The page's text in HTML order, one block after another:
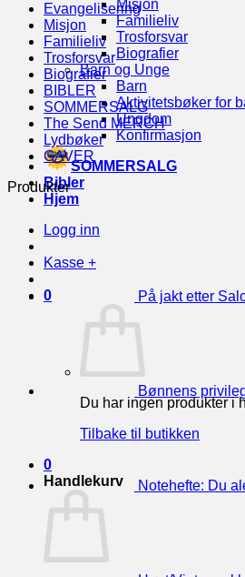
Misjon
Familieliv
Trosforsvar
Biografier
Barn og Unge
Barn
Aktivitetsbøker for
Ungdom
Konfirmasjon
SOMMERSALG
Bibler
Hjem
Logg inn
Kasse +
0
Du har ingen produkter i
Tilbake til butikken
0
Handlekurv
Evangelisering
Misjon
Familieliv
Trosforsvar
Biografier
BIBLER
SOMMERSALG
The Send MERCH
Lydbøker
GAVER
Produkter
På jakt etter
Bønnens
Notehefte: Du